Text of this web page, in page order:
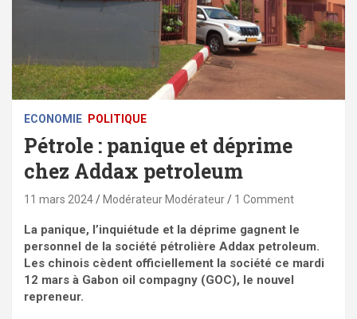
ECONOMIE POLITIQUE
Pétrole : panique et déprime
chez Addax petroleum
11 mars 2024 Modérateur Modérateur 1 Comment
La panique, l’inquiétude et la déprime gagnent le
personnel de la société pétrolière Addax petroleum.
Les chinois cèdent officiellement la société ce mardi
12 mars à Gabon oil compagny (GOC), le nouvel
repreneur.